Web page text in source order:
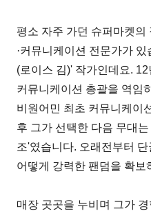
평소 자주 가던 슈퍼마켓의
·커뮤니케이션 전문가가
(로이스 김)' 작가인데요.
커뮤니케이션 총괄을 역임
비원어민 최초 커뮤니케이
후 그가 선택한 다음 무대
조'였습니다. 오래전부터
어떻게 강력한 팬덤을 확보
매장 곳곳을 누비며 그가